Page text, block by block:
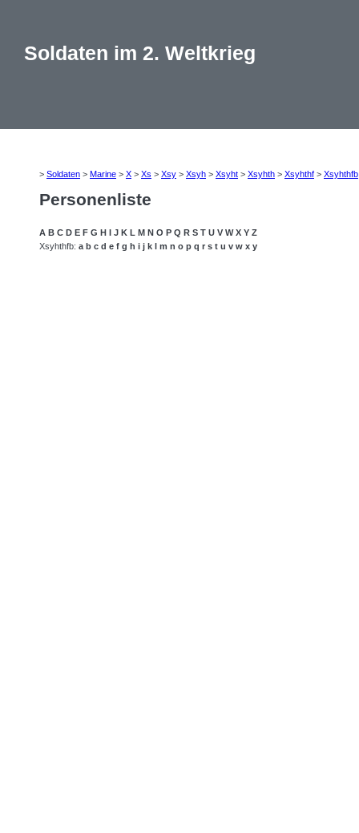
Soldaten im 2. Weltkrieg
> Soldaten > Marine > X > Xs > Xsy > Xsyh > Xsyht > Xsyhth > Xsyhthf > Xsyhthfb
Personenliste
A B C D E F G H I J K L M N O P Q R S T U V W X Y Z
Xsyhthfb: a b c d e f g h i j k l m n o p q r s t u v w x y